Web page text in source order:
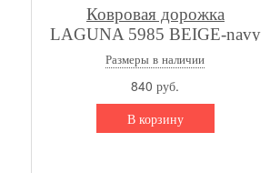
Ковровая дорожка
LAGUNA 5985 BEIGE-navy
Размеры в наличии
840 руб.
В корзину